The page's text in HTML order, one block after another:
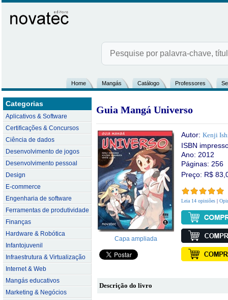
Home Mangás Catálogo Professores
Categorias
Aplicativos & Software
Certificações & Concursos
Ciência de dados
Desenvolvimento de jogos
Desenvolvimento pessoal
Design
E-commerce
Engenharia de software
Ferramentas de produtividade
Finanças
Hardware & Robótica
Infantojuvenil
Infraestrutura & Virtualização
Internet & Web
Mangás educativos
Marketing & Negócios
Guia Mangá Universo
Capa ampliada
Autor: Kenji
ISBN
Ano: 2012
Páginas: 256
Preço: R$
Leia 14 opiniões |
Descrição do livro